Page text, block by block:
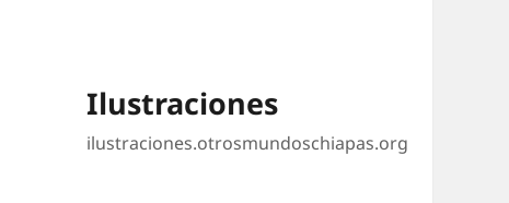
Ilustraciones
ilustraciones.otrosmundoschiapas.org